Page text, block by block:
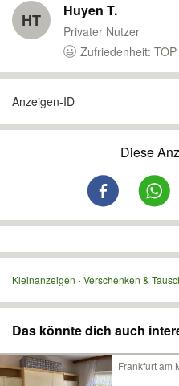
HT Huyen T.
Privater Nutzer
Zufriedenheit: TOP
Anzeigen-ID
Diese
Kleinanzeigen Verschenken &
Das könnte dich auch
Frankfurt am